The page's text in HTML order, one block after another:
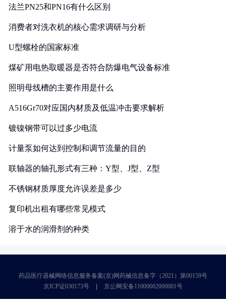
法兰PN25和PN16有什么区别
消费者对洗衣机的核心需求调研与分析
U型螺栓的国家标准
煤矿用电热取暖器是否符合防爆电气设备标准
照明母线槽的主要作用是什么
A516Gr70对应国内材质及低温冲击要求解析
镀镍钢带可以过多少电流
计量泵如何达到控制和调节流量的目的
联轴器的轴孔形式有三种：Y型、J型、Z型
不锈钢材质厚度允许误差是多少
复印机出租有哪些常见模式
溶于水的润滑剂的种类
药品医疗器械网络信息服务备案(京)网药械信息备字（2021）第00159号
京ICP证030173号
京公网安备11000002000001号